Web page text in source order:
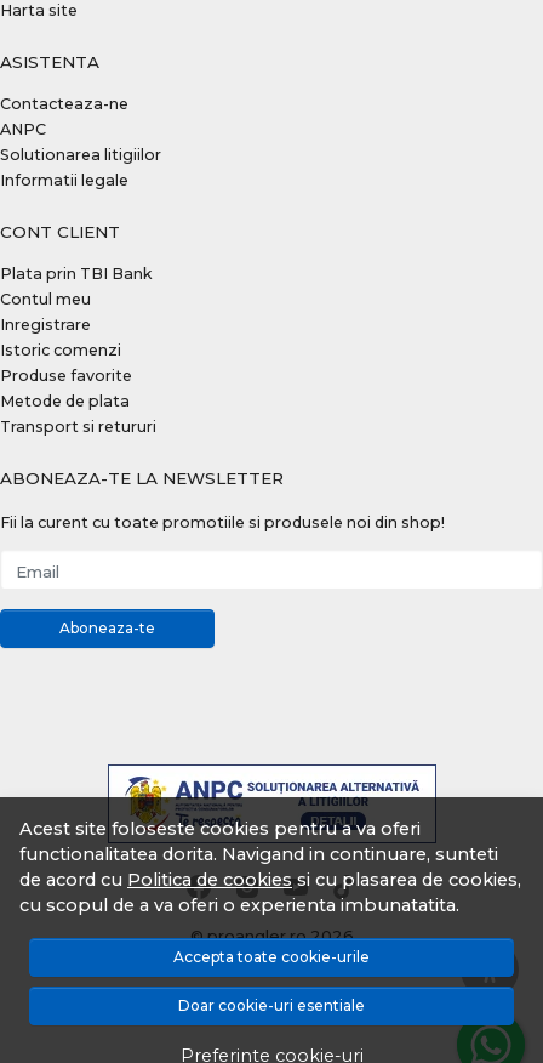
Acest site foloseste cookies pentru a va oferi
functionalitatea dorita. Navigand in continuare, sunteti
de acord cu Politica de cookiessi cu plasarea de cookies,
cu scopul de a va oferi o experienta imbunatatita.
Accepta toate cookie-urile
Doar cookie-uri esentiale
Preferinte cookie-uri
Harta site
ASISTENTA
Contacteaza-ne
ANPC
Solutionarea litigiilor
Informatii legale
CONT CLIENT
Plata prin TBI Bank
Contul meu
Inregistrare
Istoric comenzi
Produse favorite
Metode de plata
Transport si retururi
ABONEAZA-TE LA NEWSLETTER
Fii la curent cu toate promotiile si produsele noi din shop!
Email
Aboneaza-te
© proangler.ro 2026
Magazin online creat cu MerchantPro